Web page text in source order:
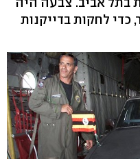
כדי לחקות בדייקנות